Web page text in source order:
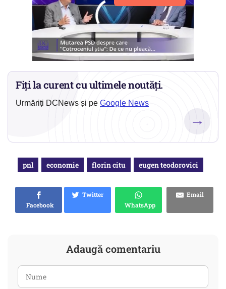
Fiți la curent cu ultimele noutăți.
Urmăriți DCNews și pe Google News
→
pnl economie florin citu eugen teodorovici
Facebook
Twitter
WhatsApp
Email
Adaugă comentariu